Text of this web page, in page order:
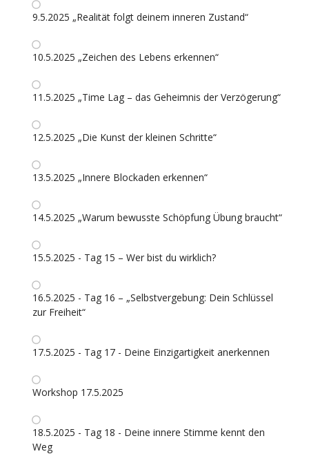
9.5.2025 „Realität folgt deinem inneren Zustand“
10.5.2025 „Zeichen des Lebens erkennen“
11.5.2025 „Time Lag – das Geheimnis der Verzögerung“
12.5.2025 „Die Kunst der kleinen Schritte“
13.5.2025 „Innere Blockaden erkennen“
14.5.2025 „Warum bewusste Schöpfung Übung braucht“
15.5.2025 - Tag 15 – Wer bist du wirklich?
16.5.2025 - Tag 16 – „Selbstvergebung: Dein Schlüssel
zur Freiheit“
17.5.2025 - Tag 17 - Deine Einzigartigkeit anerkennen
Workshop 17.5.2025
18.5.2025 - Tag 18 - Deine innere Stimme kennt den
Weg